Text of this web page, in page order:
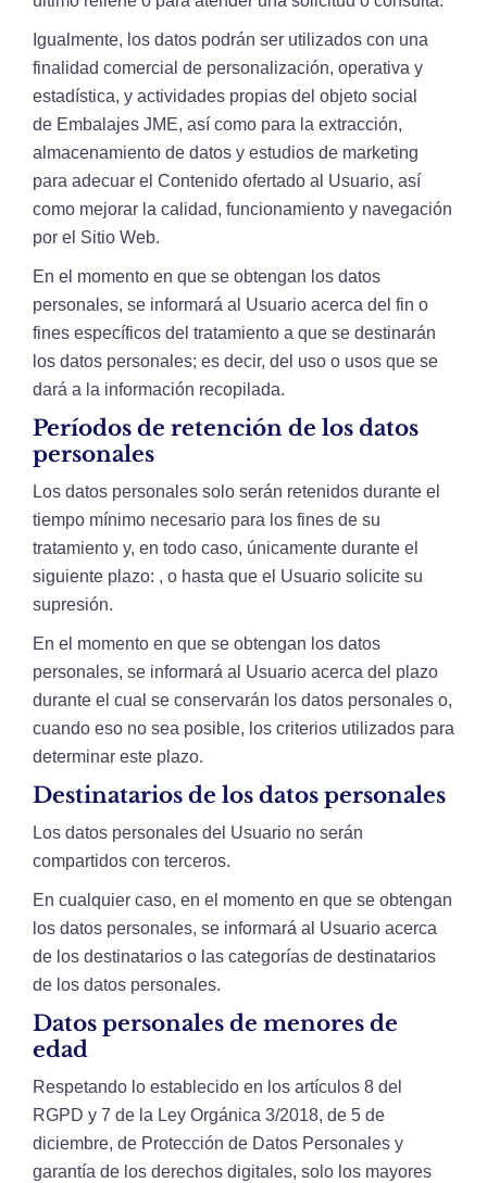
Igualmente, los datos podrán ser utilizados con una
finalidad comercial de personalización, operativa y
estadística, y actividades propias del objeto social
de Embalajes JME, así como para la extracción,
almacenamiento de datos y estudios de marketing
para adecuar el Contenido ofertado al Usuario, así
como mejorar la calidad, funcionamiento y navegación
por el Sitio Web.
En el momento en que se obtengan los datos
personales, se informará al Usuario acerca del fin o
fines específicos del tratamiento a que se destinarán
los datos personales; es decir, del uso o usos que se
dará a la información recopilada.
Períodos de retención de los datos
personales
Los datos personales solo serán retenidos durante el
tiempo mínimo necesario para los fines de su
tratamiento y, en todo caso, únicamente durante el
siguiente plazo: , o hasta que el Usuario solicite su
supresión.
En el momento en que se obtengan los datos
personales, se informará al Usuario acerca del plazo
durante el cual se conservarán los datos personales o,
cuando eso no sea posible, los criterios utilizados para
determinar este plazo.
Destinatarios de los datos personales
Los datos personales del Usuario no serán
compartidos con terceros.
En cualquier caso, en el momento en que se obtengan
los datos personales, se informará al Usuario acerca
de los destinatarios o las categorías de destinatarios
de los datos personales.
Datos personales de menores de
edad
Respetando lo establecido en los artículos 8 del
RGPD y 7 de la Ley Orgánica 3/2018, de 5 de
diciembre, de Protección de Datos Personales y
garantía de los derechos digitales, solo los mayores